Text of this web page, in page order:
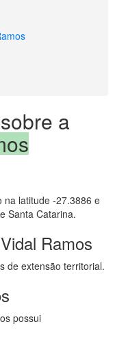
a
na latitude -27.3886 e
Santa Catarina.
Ramos
de extensão territorial.
possui